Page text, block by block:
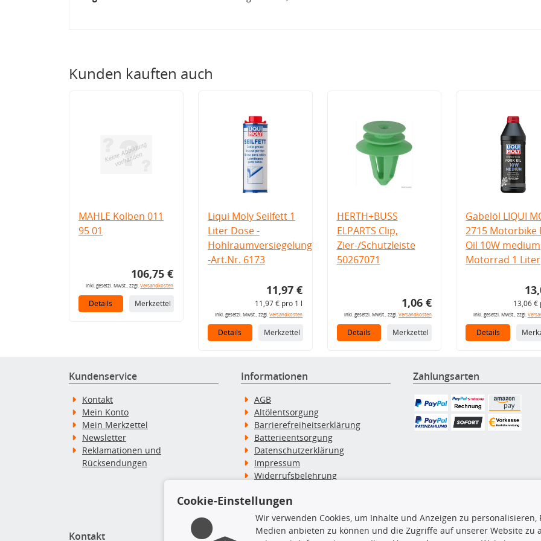
Kunden kauften auch
MAHLE Kolben 011
95 01
106,75 €
inkl. gesetzl. MwSt., zzgl.Versandkosten
Details Merkzettel
Liqui Moly Seilfett 1
Liter Dose -
Hohlraumversiegelung
-Art.Nr. 6173
11,97 €
11,97 € pro 1 l
inkl. gesetzl. MwSt., zzgl.Versandkosten
Details Merkzettel
HERTH+BUSS
ELPARTS Clip,
Zier-/Schutzleiste
50267071
1,06 €
inkl. gesetzl. MwSt., zzgl. Versandkosten
Details Merkzettel
Gabelöl LIQUI
2715 Motorbike
Oil 10W medium
Motorrad 1 Liter
13,06 €
inkl. gesetzl. MwSt., zzgl.
Details
Kundenservice
Kontakt
Mein Konto
Mein Merkzettel
Newsletter
Reklamationen und
Rücksendungen
Informationen
AGB
Altölentsorgung
Barrierefreiheitserklärung
Batterieentsorgung
Datenschutzerklärung
Impressum
Widerrufsbelehrung
Zahlung & Versand
Zahlungsarten
Kontakt Top Produkte TecDoc Inside
Cookie-Einstellungen
Wir verwenden Cookies, um Inhalte und Anzeigen zu
Medien anbieten zu können und die Zugriffe auf unserer Website zu